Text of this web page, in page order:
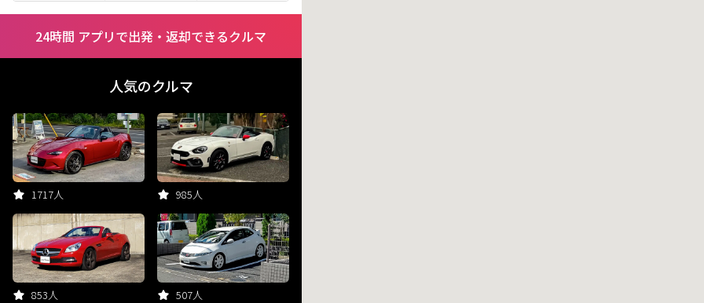
24時間 アプリで出発・返却できるクルマ
人気のクルマ
1717人 985人
853人 507人